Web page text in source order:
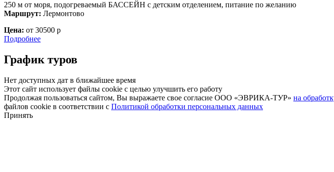
250 м от моря, подогреваемый БАССЕЙН с детским отделением, питание по желанию
Маршрут: Лермонтово
Цена: от 30500 р
Подробнее
График туров
Нет доступных дат в ближайшее время
Этот сайт использует файлы cookie с целью улучшить его работу
Продолжая пользоваться сайтом, Вы выражаете свое согласие ООО «ЭВРИКА-ТУР» на
файлов cookie в соответствии с Политикой обработки персональных данных
Принять